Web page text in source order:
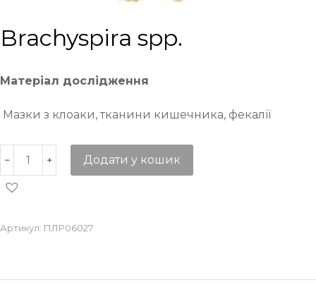
Brachyspira spp.
Матеріал дослідження
Мазки з клоаки, тканини кишечника, фекалії
Додати у кошик
Артикул: ПЛР06027